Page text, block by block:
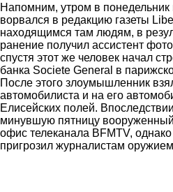
Напомним, утром в
ворвался в редакцию газеты
находящимся там людям, в
ранение получил ассистент
спустя этот же человек начал
банка Societe General в
После этого злоумышленник
автомобилиста и на его
Елисейских полей.
минувшую пятницу
офис телеканала BFMTV,
пригрозил журналистам